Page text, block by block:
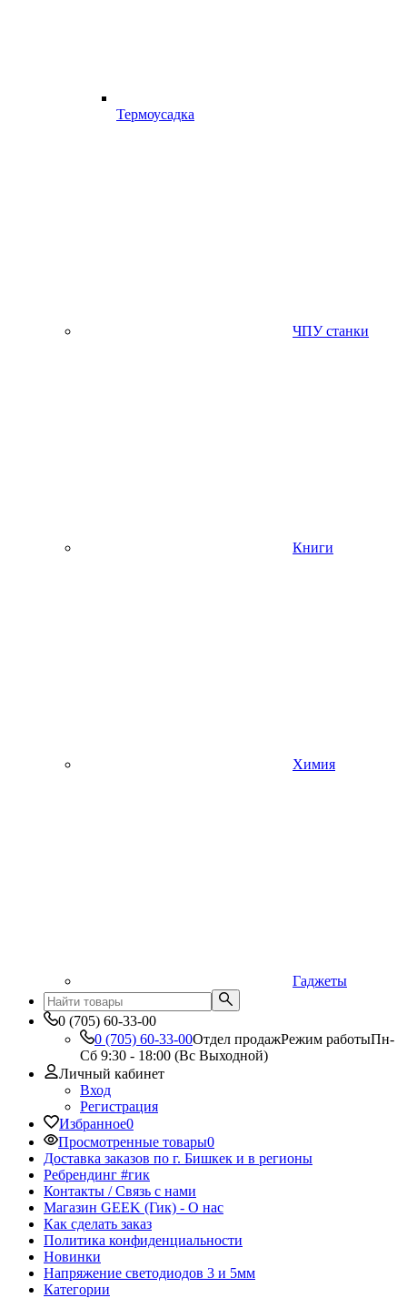
Термоусадка
ЧПУ станки
Книги
Химия
Гаджеты
0 (705) 60-33-00
0 (705) 60-33-00Отдел продажРежим работыПн-
Сб 9:30 - 18:00 (Вс Выходной)
Личный кабинет
Вход
Регистрация
Избранное0
Просмотренные товары0
Доставка заказов по г. Бишкек и в регионы
Ребрендинг #гик
Контакты / Связь с нами
Магазин GEEK (Гик) - О нас
Как сделать заказ
Политика конфиденциальности
Новинки
Напряжение светодиодов 3 и 5мм
Категории